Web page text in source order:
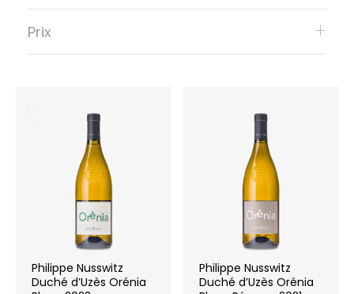
Philippe Nusswitz
Duché d’Uzès Orénia
Philippe Nusswitz
Duché d’Uzès Orénia
Prix